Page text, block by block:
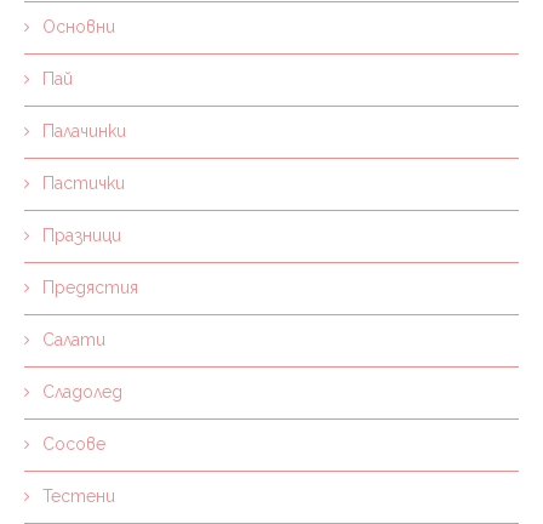
Основни
Пай
Палачинки
Пастички
Празници
Предястия
Салати
Сладолед
Сосове
Тестени